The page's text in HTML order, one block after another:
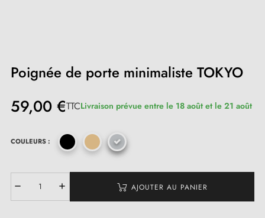
Poignée de porte minimaliste TOKYO
59,00 €TTCLivraison prévue entre le 18 août et le 21 août
COULEURS :
AJOUTER AU PANIER